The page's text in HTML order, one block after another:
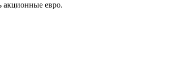
акционные евро.